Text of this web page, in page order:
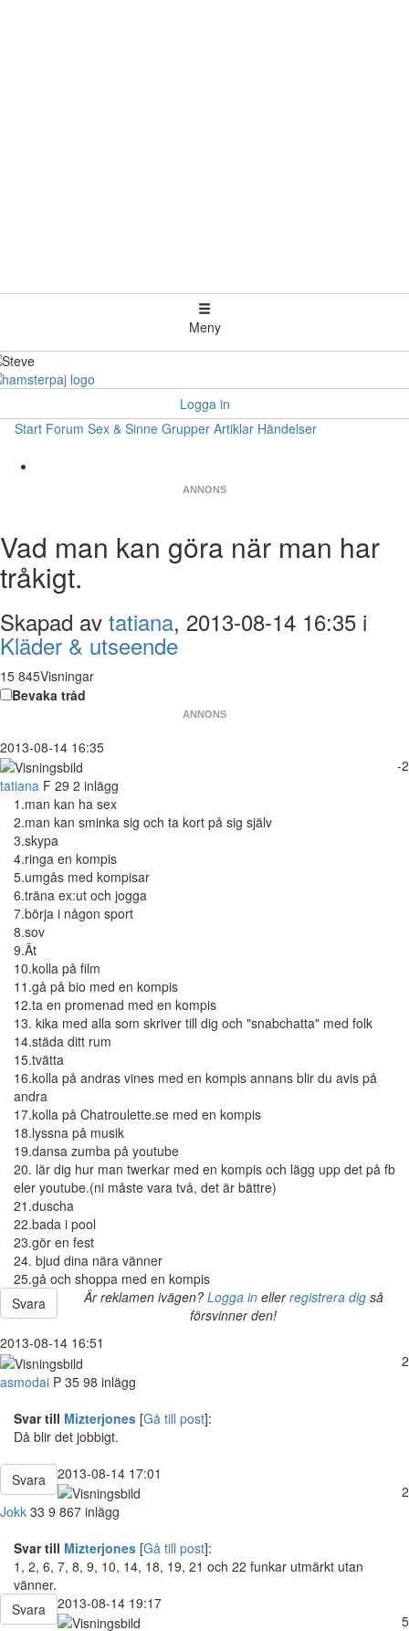
Meny
Logga in
Start Forum Sex & Sinne Grupper Artiklar Händelser
ANNONS
Vad man kan göra när man har
tråkigt.
Skapad av tatiana, 2013-08-14 16:35 i
Kläder & utseende
15 845Visningar
Bevaka tråd
ANNONS
2013-08-14 16:35
-2
tatiana F 29 2 inlägg
1.man kan ha sex
2.man kan sminka sig och ta kort på sig själv
3.skypa
4.ringa en kompis
5.umgås med kompisar
6.träna ex:ut och jogga
7.börja i någon sport
8.sov
9.Ät
10.kolla på film
11.gå på bio med en kompis
12.ta en promenad med en kompis
13. kika med alla som skriver till dig och "snabchatta" med folk
14.städa ditt rum
15.tvätta
16.kolla på andras vines med en kompis annans blir du avis på
andra
17.kolla på Chatroulette.se med en kompis
18.lyssna på musik
19.dansa zumba på youtube
20. lär dig hur man twerkar med en kompis och lägg upp det på fb
eler youtube.(ni måste vara två, det är bättre)
21.duscha
22.bada i pool
23.gör en fest
24. bjud dina nära vänner
25.gå och shoppa med en kompis
Svara
Är reklamen ivägen? Logga inellerregistrera digså
försvinner den!
2013-08-14 16:51
2
asmodai P 35 98 inlägg
Svar till Mizterjones [Gå till post]:
Då blir det jobbigt.
Svara
2013-08-14 17:01
2
Jokk 33 9 867 inlägg
Svar till Mizterjones [Gå till post]:
1, 2, 6, 7, 8, 9, 10, 14, 18, 19, 21 och 22 funkar utmärkt utan
vänner.
Svara
2013-08-14 19:17
5